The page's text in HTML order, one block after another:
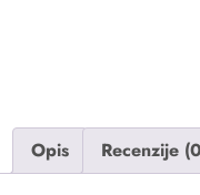
Opis Recenzije